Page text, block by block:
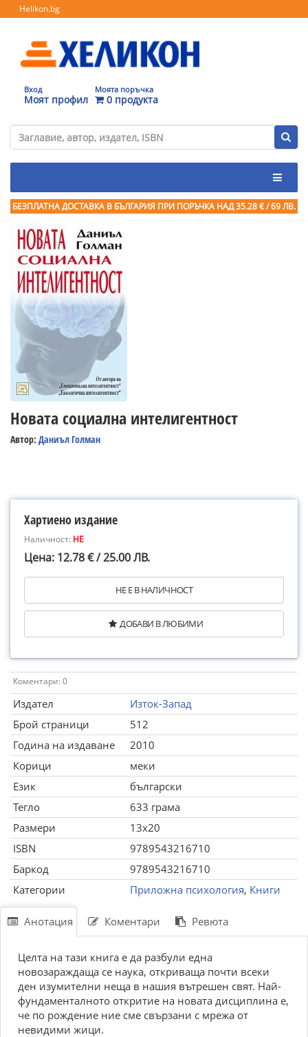
Helikon.bg
Вход
Моят профил
Моята поръчка
0 продукта
БЕЗПЛАТНА ДОСТАВКА В БЪЛГАРИЯ ПРИ ПОРЪЧКА НАД 35.28 € / 69 ЛВ.
Новата социална интелигентност
Автор: Даниъл Голман
Хартиено издание
Наличност: НЕ
Цена: 12.78 € / 25.00 ЛВ.
НЕ Е В НАЛИЧНОСТ
ДОБАВИ В ЛЮБИМИ
Коментари: 0
Издател
Изток-Запад
Брой страници
512
Година на издаване
2010
Корици
меки
Език
български
Тегло
633 грама
Размери
13x20
ISBN
9789543216710
Баркод
9789543216710
Категории
Приложна психология, Книги
Анотация Коментари Ревюта
Целта на тази книга е да разбули една
новозараждаща се наука, откриваща почти всеки
ден изумителни неща в нашия вътрешен свят. Най-
фундаменталното откритие на новата дисциплина е,
че по рождение ние сме свързани с мрежа от
невидими жици.